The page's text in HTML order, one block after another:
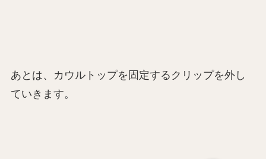
あとは、カウルトップを固定するクリップを外し
ていきます。